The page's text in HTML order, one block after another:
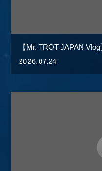
【Mr. TROT JAPAN
2026.07.24